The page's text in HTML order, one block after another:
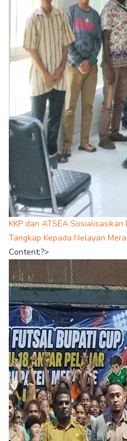
KKP dan ATSEA
Tangkap Kepada Nelayan
Content;?>